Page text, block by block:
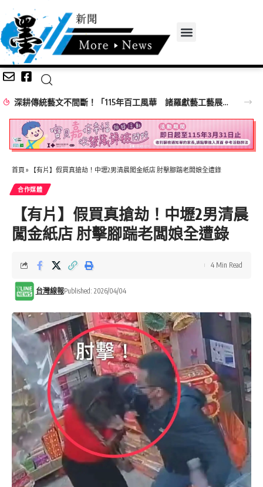
「地政原來這麼好玩！」溪湖地政「2026地政魔法夏令營」精彩落幕！
首頁 » 【有片】假買真搶劫！中壢2男清晨闖金紙店 肘擊腳踹老闆娘全遭錄
合作媒體
【有片】假買真搶劫！中壢2男清晨
闖金紙店 肘擊腳踹老闆娘全遭錄
台灣線報Published: 2026/04/04
4 Min Read